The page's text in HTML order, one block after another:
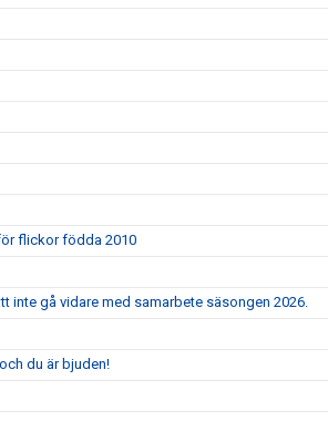
flickor födda 2010
inte gå vidare med samarbete säsongen 2026.
du är bjuden!